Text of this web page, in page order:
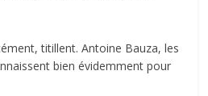
titillent. Antoine Bauza, les
bien évidemment pour